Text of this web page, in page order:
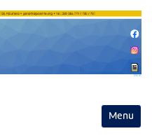
Toggle